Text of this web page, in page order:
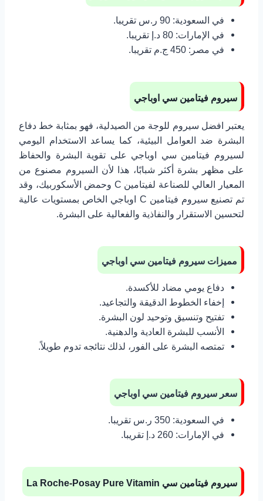
في السعودية: 90 ر.س تقريبا.
في الإمارات: 80 د.إ تقريبا.
في مصر: 450 ج.م تقريبا.
سيروم فيتامين سي اوباجي
يعتبر افضل سيروم للوجة من الصيدلية، فهو بمثابة خط دفاع
البشرة ضد العوامل البيئية، كما يساعد الاستخدام اليومي
لسيروم فيتامين سي اوباجي على تقوية البشرة والحفاظ
على مظهر بشرة أكثر شبابًا، هذا لأن السيروم مصنوع من
المعيار العالي للصناعة لفيتامين C وحمض الأسكوربيك، وقد
تم تصنيع سيروم فيتامين C اوباجي الخاص بمستويات عالية
لتحسين الاستقرار والنفاذية والفعالية على البشرة.
مميزات سيروم فيتامين سي اوباجي
دفاع يومي مضاد للأكسدة.
إخفاء الخطوط الدقيقة والتجاعيد.
تفتيح وتنسيق وتوحيد لون البشرة.
الأنسب للبشرة العادية والدهنية.
تمتصه البشرة على الفور، لذلك نتائجه تدوم طويلاً.
سعر سيروم فيتامين سي اوباجي
في السعودية: 350 ر.س تقريبا.
في الإمارات: 260 د.إ تقريبا.
سيروم فيتامين سي La Roche-Posay Pure Vitamin